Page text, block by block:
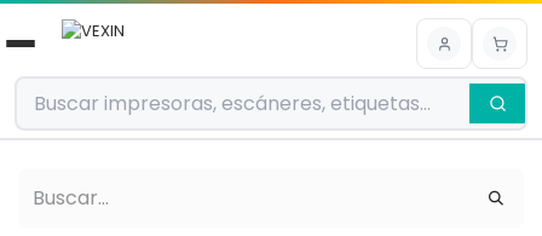
Ir al contenido